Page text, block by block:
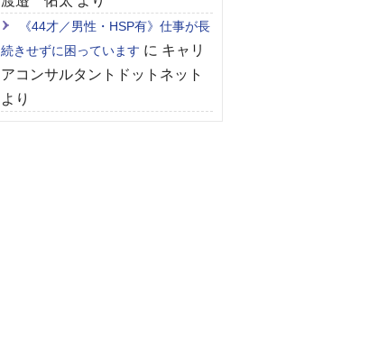
《44才／男性・HSP有》仕事が長
続きせずに困っています に キャリ
アコンサルタントドットネット
より